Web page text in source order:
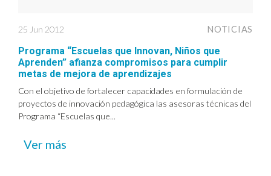
25 Jun 2012 NOTICIAS
Programa “Escuelas que Innovan, Niños que
Aprenden” afianza compromisos para cumplir
metas de mejora de aprendizajes
Con el objetivo de fortalecer capacidades en formulación de
proyectos de innovación pedagógica las asesoras técnicas del
Programa “Escuelas que...
Ver más